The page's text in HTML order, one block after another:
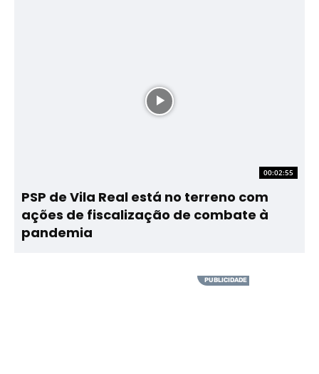
00:02:55
PSP de Vila Real está no terreno com
ações de fiscalização de combate à
pandemia